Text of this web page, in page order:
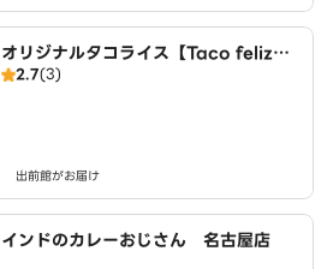
オリジナルタコライス【Taco feliz】
名古屋店
2.7(3)
出前館がお届け
インドのカレーおじさん 名古屋店